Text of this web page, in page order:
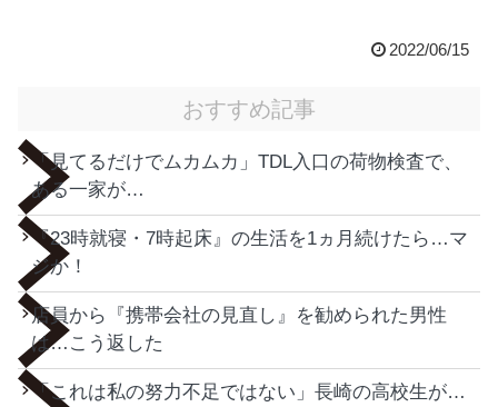
2022/06/15
おすすめ記事
「見てるだけでムカムカ」TDL入口の荷物検査で、
ある一家が…
『23時就寝・7時起床』の生活を1ヵ月続けたら…マ
ジか！
店員から『携帯会社の見直し』を勧められた男性
は…こう返した
「これは私の努力不足ではない」長崎の高校生が…